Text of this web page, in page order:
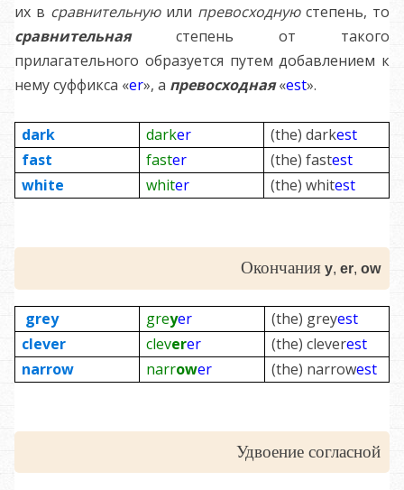
их в сравнительнуюили превосходнуюстепень, то
сравнительнаястепень от такого
прилагательного образуется путем добавлением к
нему суффикса «er», а превосходная«est».
dark darker (the) darkest
fast
faster (the) fastest
white
whiter (the) whitest
Окончания y, er, ow
grey greyer (the) greyest
clever cleverer (the) cleverest
narrow narrower (the) narrowest
Удвоение согласной